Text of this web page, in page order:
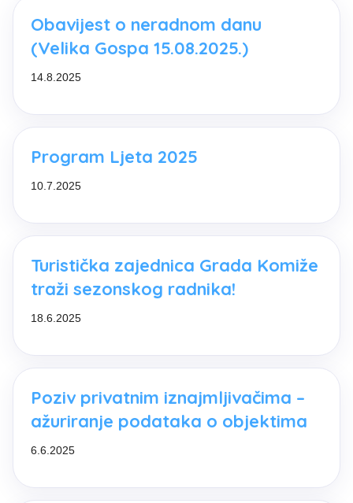
Obavijest o neradnom danu
(Velika Gospa 15.08.2025.)
14.8.2025
Program Ljeta 2025
10.7.2025
Turistička zajednica Grada Komiže
traži sezonskog radnika!
18.6.2025
Poziv privatnim iznajmljivačima –
ažuriranje podataka o objektima
6.6.2025